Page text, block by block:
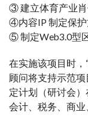
③ 建立体育产业
④内容IP 制定保
⑤ 制定Web3.0型
在实施该项目时
顾问将支持示范
定计划（研讨会
会计、税务、商业